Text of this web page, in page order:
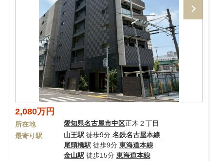
2,080万円
所在地 愛知県名古屋市中区正木２丁目
最寄り駅
山王駅 徒歩9分 名鉄名古屋本線
尾頭橋駅 徒歩9分 東海道本線
金山駅 徒歩15分 東海道本線